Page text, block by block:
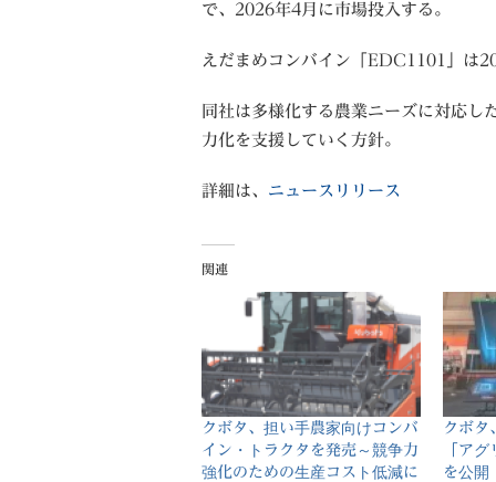
で、2026年4月に市場投入する。
えだまめコンバイン「EDC1101」は
同社は多様化する農業ニーズに対応し
力化を支援していく方針。
詳細は、 ニュースリリース
関連
クボタ、担い手農家向けコンバ
イン・トラクタを発売～競争力
強化のための生産コスト低減に
クボタ
「ア
を公開